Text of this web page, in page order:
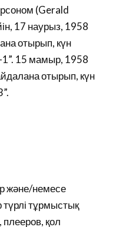
(Gerald
17 наурыз, 1958
отырып, күн
15 мамыр, 1958
отырып, күн
және/немесе
тұрмыстық
плееров, қол